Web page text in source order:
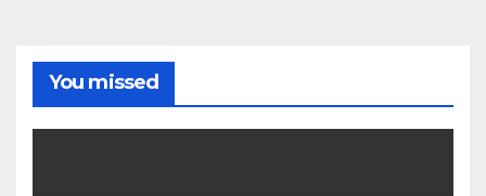
You missed